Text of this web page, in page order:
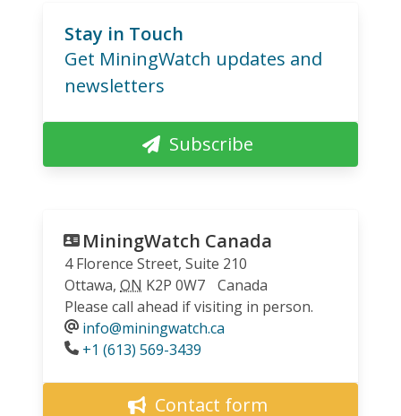
Stay in Touch
Get MiningWatch updates and
newsletters
Subscribe
MiningWatch Canada
4 Florence Street, Suite 210
Ottawa, ON K2P 0W7
Canada
Please call ahead if visiting in person.
info@miningwatch.ca
Phone
+1 (613) 569-3439
Contact form